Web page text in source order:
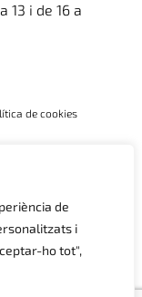
de
i
ho tot",
13 i de 16 a
de cookies